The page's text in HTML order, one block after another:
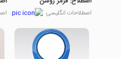
اصطلاحات انگلیسی